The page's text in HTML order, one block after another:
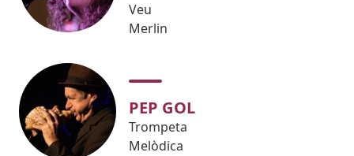
Veu
Merlin
PEP GOL
Trompeta
Melòdica